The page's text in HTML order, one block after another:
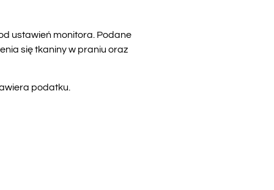
ustawień monitora. Podane
się tkaniny w praniu oraz
podatku.